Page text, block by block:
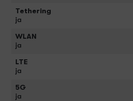
Tethering
ja
WLAN
ja
LTE
ja
5G
ja